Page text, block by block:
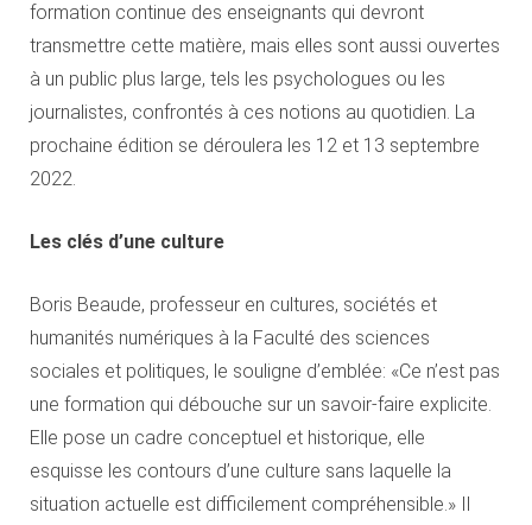
formation continue des enseignants qui devront
transmettre cette matière, mais elles sont aussi ouvertes
à un public plus large, tels les psychologues ou les
journalistes, confrontés à ces notions au quotidien. La
prochaine édition se déroulera les 12 et 13 septembre
2022.
Les clés d’une culture
Boris Beaude, professeur en cultures, sociétés et
humanités numériques à la Faculté des sciences
sociales et politiques, le souligne d’emblée: «Ce n’est pas
une formation qui débouche sur un savoir-faire explicite.
Elle pose un cadre conceptuel et historique, elle
esquisse les contours d’une culture sans laquelle la
situation actuelle est difficilement compréhensible.» Il